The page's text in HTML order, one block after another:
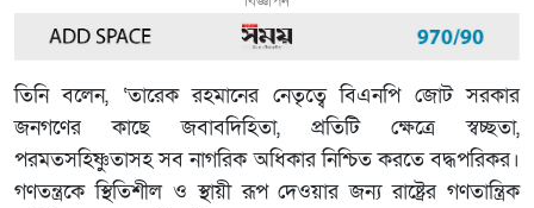
তিনি বলেন, ‘তারেক রহমানের নেতৃত্বে বিএনপি জোট সরকার
জনগণের কাছে জবাবদিহিতা, প্রতিটি ক্ষেত্রে স্বচ্ছতা,
পরমতসহিষ্ণুতাসহ সব নাগরিক অধিকার নিশ্চিত করতে বদ্ধপরিকর।
গণতন্ত্রকে স্থিতিশীল ও স্থায়ী রূপ দেওয়ার জন্য রাষ্ট্রের গণতান্ত্রিক